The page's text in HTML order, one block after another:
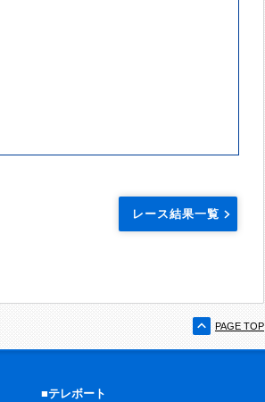
レース結果一覧
PAGE TOP
■テレボート